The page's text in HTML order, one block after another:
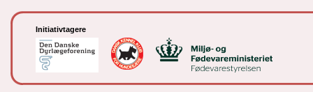
Initiativtagere